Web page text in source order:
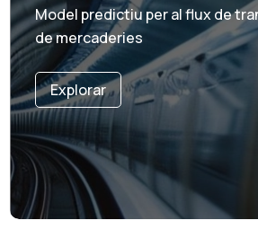
Model predictiu per al flux de
de mercaderies
Explorar